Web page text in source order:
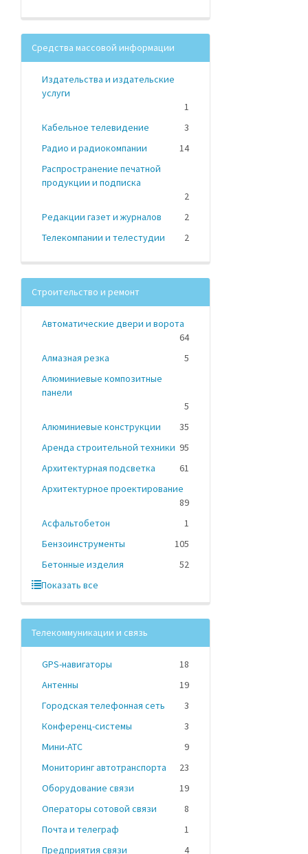
Средства массовой информации
Издательства и издательские
услуги
1
Кабельное телевидение
3
Радио и радиокомпании
14
Распространение печатной
продукции и подписка
2
Редакции газет и журналов
2
Телекомпании и телестудии
2
Строительство и ремонт
Автоматические двери и ворота
64
Алмазная резка
5
Алюминиевые композитные
панели
5
Алюминиевые конструкции
35
Аренда строительной техники 95
Архитектурная подсветка
61
Архитектурное проектирование
89
Асфальтобетон
1
Бензоинструменты
105
Бетонные изделия
52
Показать все
Телекоммуникации и связь
GPS-навигаторы
18
Антенны
19
Городская телефонная сеть
3
Конференц-системы
3
Мини-АТС
9
Мониторинг автотранспорта
23
Оборудование связи
19
Операторы сотовой связи
8
Почта и телеграф
1
Предприятия связи
4